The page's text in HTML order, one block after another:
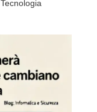
Tecnologia